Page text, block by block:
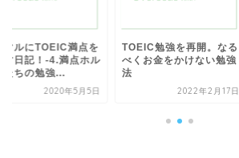
勉強を再開。なる
お金をかけない勉強
2022年2月17日
ミニマルにTOEIC満点を
目指す日記！-6.スタサプ
TOEICの勉...
2020年5月19日